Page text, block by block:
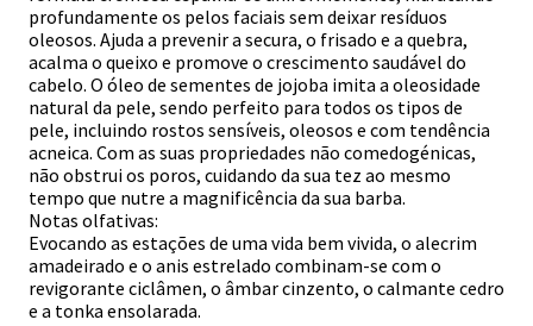
profundamente os pelos faciais sem deixar resíduos
oleosos. Ajuda a prevenir a secura, o frisado e a quebra,
acalma o queixo e promove o crescimento saudável do
cabelo. O óleo de sementes de jojoba imita a oleosidade
natural da pele, sendo perfeito para todos os tipos de
pele, incluindo rostos sensíveis, oleosos e com tendência
acneica. Com as suas propriedades não comedogénicas,
não obstrui os poros, cuidando da sua tez ao mesmo
tempo que nutre a magnificência da sua barba.
Notas olfativas:
Evocando as estações de uma vida bem vivida, o alecrim
amadeirado e o anis estrelado combinam-se com o
revigorante ciclâmen, o âmbar cinzento, o calmante cedro
e a tonka ensolarada.